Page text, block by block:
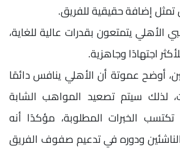
إضافة حقيقية للفريق.
يتمتعون بقدرات عالية للغاية،
اجتهادًا وجاهزية.
أوضح عموتة أن الأهلي ينافس دائمًا
لذلك سيتم تصعيد المواهب الشابة
الخبرات المطلوبة، مؤكدًا أنه
ودوره في تدعيم صفوف الفريق